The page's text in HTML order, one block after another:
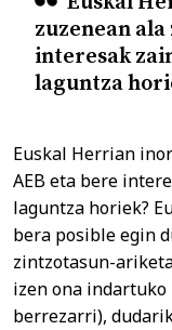
zuzenean
interesak
laguntza
Euskal Herrian
AEB eta bere
laguntza horiek?
bera posible egin
zintzotasun-
izen ona
berrezarri),